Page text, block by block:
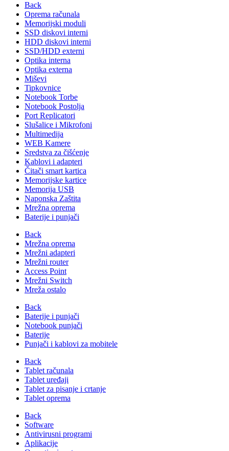
Back
Oprema računala
Memorijski moduli
SSD diskovi interni
HDD diskovi interni
SSD/HDD externi
Optika interna
Optika externa
Miševi
Tipkovnice
Notebook Torbe
Notebook Postolja
Port Replicatori
Slušalice i Mikrofoni
Multimedija
WEB Kamere
Sredstva za čišćenje
Kablovi i adapteri
Čitači smart kartica
Memorijske kartice
Memorija USB
Naponska Zaštita
Mrežna oprema
Baterije i punjači
Back
Mrežna oprema
Mrežni adapteri
Mrežni router
Access Point
Mrežni Switch
Mreža ostalo
Back
Baterije i punjači
Notebook punjači
Baterije
Punjači i kablovi za mobitele
Back
Tablet računala
Tablet uređaji
Tablet za pisanje i crtanje
Tablet oprema
Back
Software
Antivirusni programi
Aplikacije